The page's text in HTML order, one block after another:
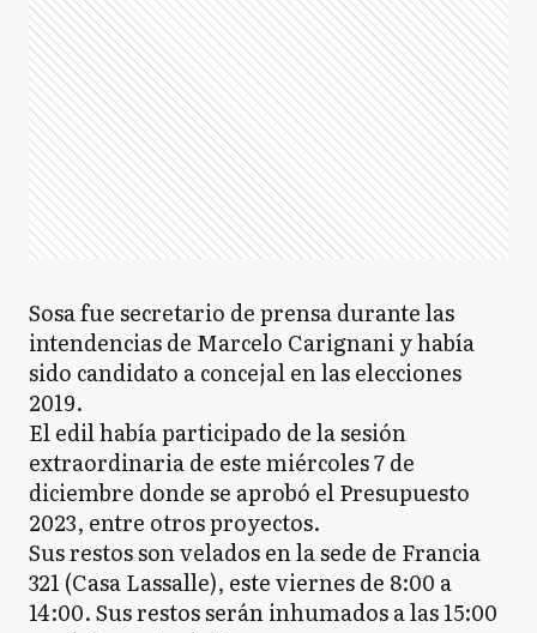
Sosa fue secretario de prensa durante las
intendencias de Marcelo Carignani y había
sido candidato a concejal en las elecciones
2019.
El edil había participado de la sesión
extraordinaria de este miércoles 7 de
diciembre donde se aprobó el Presupuesto
2023, entre otros proyectos.
Sus restos son velados en la sede de Francia
321 (Casa Lassalle), este viernes de 8:00 a
14:00. Sus restos serán inhumados a las 15:00